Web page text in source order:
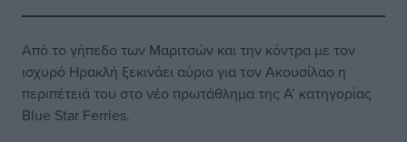
Από το γήπεδο των Μαριτσών και την κόντρα με τον
ισχυρό Ηρακλή ξεκινάει αύριο για τον Ακουσίλαο η
περιπέτειά του στο νέο πρωτάθλημα της Α’ κατηγορίας
Blue Star Ferries.